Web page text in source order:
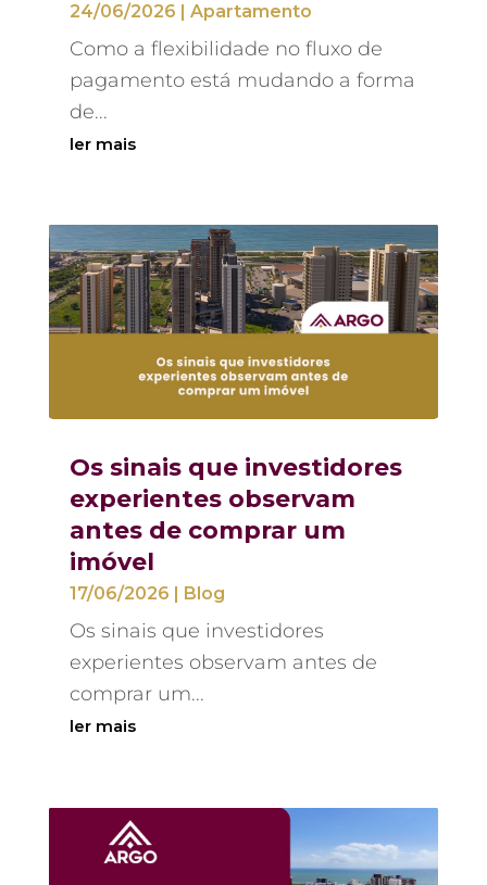
24/06/2026 | Apartamento
Como a flexibilidade no fluxo de
pagamento está mudando a forma
de...
ler mais
Os sinais que investidores
experientes observam
antes de comprar um
imóvel
17/06/2026 Blog
Os sinais que investidores
experientes observam antes de
comprar um...
ler mais